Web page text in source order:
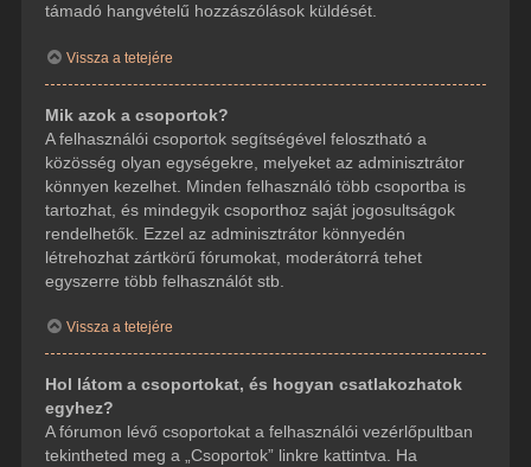
támadó hangvételű hozzászólások küldését.
Vissza a tetejére
Mik azok a csoportok?
A felhasználói csoportok segítségével felosztható a
közösség olyan egységekre, melyeket az adminisztrátor
könnyen kezelhet. Minden felhasználó több csoportba is
tartozhat, és mindegyik csoporthoz saját jogosultságok
rendelhetők. Ezzel az adminisztrátor könnyedén
létrehozhat zártkörű fórumokat, moderátorrá tehet
egyszerre több felhasználót stb.
Vissza a tetejére
Hol látom a csoportokat, és hogyan csatlakozhatok
egyhez?
A fórumon lévő csoportokat a felhasználói vezérlőpultban
tekintheted meg a „Csoportok” linkre kattintva. Ha